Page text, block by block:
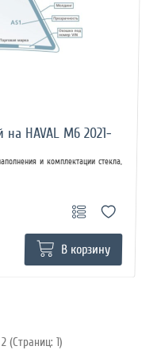
HAVAL M6 2021-
и комплектации стекла,
В корзину
(Страниц: 1)